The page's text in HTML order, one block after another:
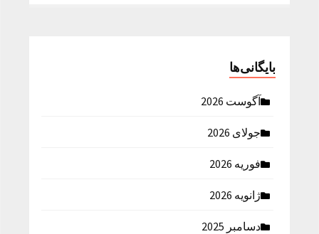
بایگانی‌ها
آگوست 2026
جولای 2026
فوریه 2026
ژانویه 2026
دسامبر 2025